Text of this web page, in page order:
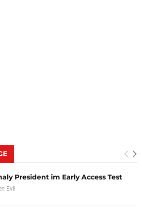
President im Early Access Test
Evil